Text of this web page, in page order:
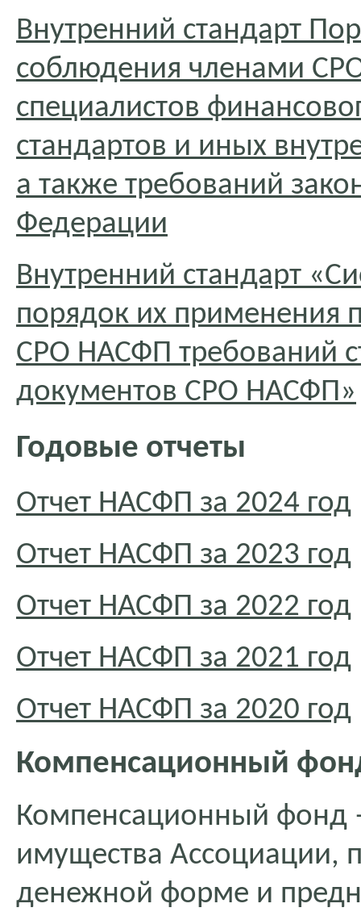
Внутренний стандарт
соблюдения членами
специалистов
стандартов и иных
а также требований
Федерации
Внутренний стандарт
порядок их применения
СРО НАСФП требований
документов СРО НАСФП»
Годовые отчеты
Отчет НАСФП за 2024 год
Отчет НАСФП за 2023 год
Отчет НАСФП за 2022 год
Отчет НАСФП за 2021 год
Отчет НАСФП за 2020 год
Компенсационный
Компенсационный фонд
имущества Ассоциации,
денежной форме и